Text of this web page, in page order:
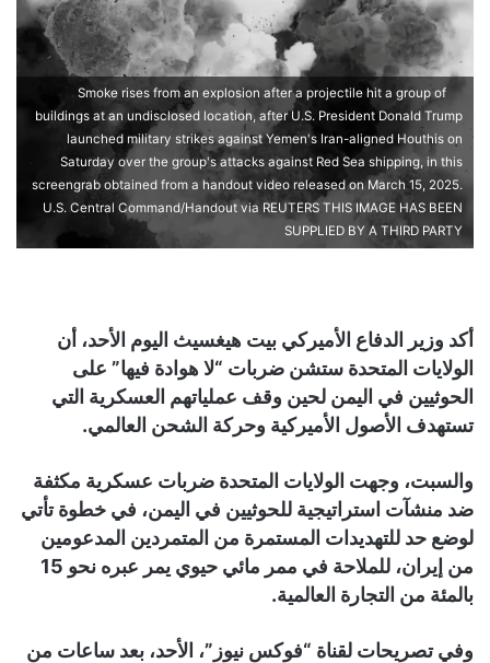
Smoke rises from an explosion after a projectile hit a group of
buildings at an undisclosed location, after U.S. President Donald Trump
launched military strikes against Yemen's Iran-aligned Houthis on
Saturday over the group's attacks against Red Sea shipping, in this
screengrab obtained from a handout video released on March 15, 2025.
U.S. Central Command/Handout via REUTERS THIS IMAGE HAS BEEN
SUPPLIED BY A THIRD PARTY
أكد وزير الدفاع الأميركي بيت هيغسيث اليوم الأحد، أن
الولايات المتحدة ستشن ضربات “لا هوادة فيها” على
الحوثيين في اليمن لحين وقف عملياتهم العسكرية التي
تستهدف الأصول الأميركية وحركة الشحن العالمي.
والسبت، وجهت الولايات المتحدة ضربات عسكرية مكثفة
ضد منشآت استراتيجية للحوثيين في اليمن، في خطوة تأتي
لوضع حد للتهديدات المستمرة من المتمردين المدعومين
من إيران، للملاحة في ممر مائي حيوي يمر عبره نحو 15
بالمئة من التجارة العالمية.
وفي تصريحات لقناة “فوكس نيوز”، الأحد، بعد ساعات من